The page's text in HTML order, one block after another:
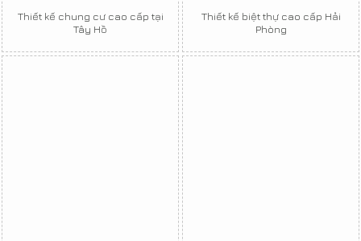
Thiết kế chung cư cao cấp tại
Tây Hồ
Thiết kế biệt thự cao cấp Hải
Phòng